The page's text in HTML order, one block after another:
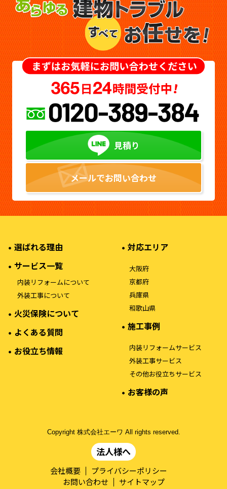
見積り
メールでお問い合わせ
選ばれる理由
サービス一覧
内装リフォームについて
外装工事について
火災保険について
よくある質問
お役立ち情報
対応エリア
大阪府
京都府
兵庫県
和歌山県
施工事例
内装リフォームサービス
外装工事サービス
その他お役立ちサービス
お客様の声
Copyright 株式会社エーワ All rights reserved.
法人様へ
会社概要
プライバシーポリシー
お問い合わせ
サイトマップ